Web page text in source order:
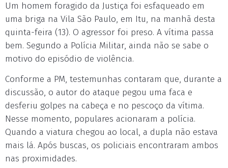
Um homem foragido da Justiça foi esfaqueado em
uma briga na Vila São Paulo, em Itu, na manhã desta
quinta-feira (13). O agressor foi preso. A vítima passa
bem. Segundo a Polícia Militar, ainda não se sabe o
motivo do episódio de violência.
Conforme a PM, testemunhas contaram que, durante a
discussão, o autor do ataque pegou uma faca e
desferiu golpes na cabeça e no pescoço da vítima.
Nesse momento, populares acionaram a polícia.
Quando a viatura chegou ao local, a dupla não estava
mais lá. Após buscas, os policiais encontraram ambos
nas proximidades.